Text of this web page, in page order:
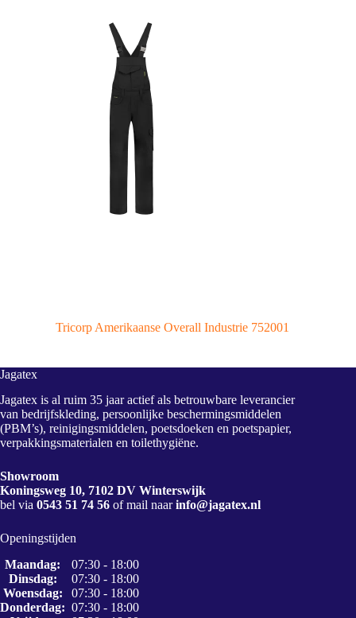
Tricorp Amerikaanse Overall Industrie 752001
Jagatex
Jagatex is al ruim 35 jaar actief als betrouwbare leverancier
van bedrijfskleding, persoonlijke beschermingsmiddelen
(PBM’s), reinigingsmiddelen, poetsdoeken en poetspapier,
verpakkingsmaterialen en toilethygiëne.
Showroom
Koningsweg 10, 7102 DV Winterswijk
bel via 0543 51 74 56 of mail naarinfo@jagatex.nl
Openingstijden
Maandag:
07:30 - 18:00
Dinsdag:
07:30 - 18:00
Woensdag:
07:30 - 18:00
Donderdag: 07:30 - 18:00